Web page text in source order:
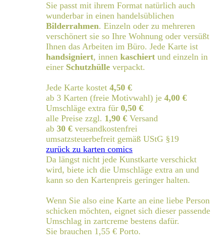
Sie passt mit ihrem Format natürlich auch
wunderbar in einen handelsüblichen
Bilderrahmen. Einzeln oder zu mehreren
verschönert sie so Ihre Wohnung oder versüßt
Ihnen das Arbeiten im Büro. Jede Karte ist
handsigniert, innenkaschiert und einzeln in
einer Schutzhülle verpackt.
Jede Karte kostet4,50 €
ab 3 Karten (freie Motivwahl) je4,00 €
Umschläge extra für0,50 €
alle Preise zzgl. 1,90 € Versand
ab30 € versandkostenfrei
umsatzsteuerbefreit gemäß UStG §19
zurück zu karten comics
Da längst nicht jede Kunstkarte verschickt
wird, biete ich die Umschläge extra an und
kann so den Kartenpreis geringer halten.
Wenn Sie also eine Karte an eine liebe Person
schicken möchten, eignet sich dieser passende
Umschlag in zartcreme bestens dafür.
Sie brauchen 1,55 € Porto.